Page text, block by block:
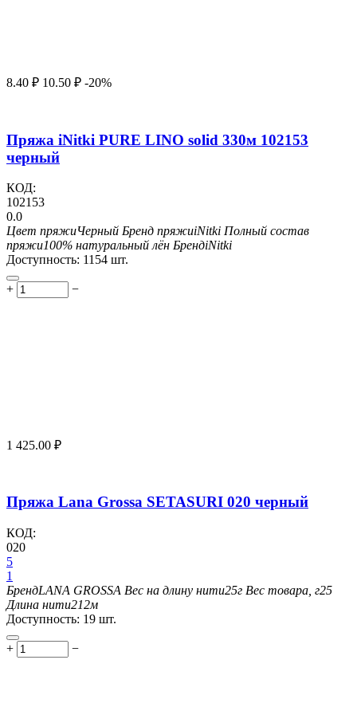
8.40 ₽ 10.50 ₽ -20%
Пряжа iNitki PURE LINO solid 330м 102153
черный
КОД:
102153
0.0
Цвет пряжиЧерный Бренд пряжиiNitki Полный состав
пряжи100% натуральный лён БрендiNitki
Доступность: 1154 шт.
+ −
1 425.00 ₽
Пряжа Lana Grossa SETASURI 020 черный
КОД:
020
5
1
БрендLANA GROSSA Вес на длину нити25г Вес товара, г25
Длина нити212м
Доступность: 19 шт.
+ −